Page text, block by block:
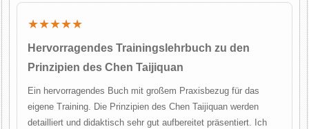
★★★★★
Hervorragendes Trainingslehrbuch zu den
Prinzipien des Chen Taijiquan
Ein hervorragendes Buch mit großem Praxisbezug für das
eigene Training. Die Prinzipien des Chen Taijiquan werden
detailliert und didaktisch sehr gut aufbereitet präsentiert. Ich